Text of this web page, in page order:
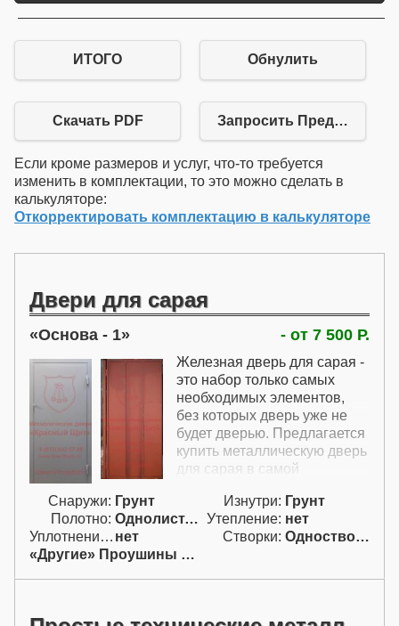
ИТОГО Обнулить
Скачать PDF Запросить
Если кроме размеров и услуг, что-то требуется
изменить в комплектации, то это можно сделать в
калькуляторе:
Откорректировать комплектацию в калькуляторе
Двери для сарая
Основа - 1 - от 7 500 Р.
Железная дверь для сарая -
это набор только самых
необходимых элементов,
без которых дверь уже не
будет дверью. Предлагается
купить металлическую дверь
для сарая в самой
без каких-либо
дополнительных элементов.
В цену этой двери для сарая
включены только проушины
для навесного замка.
Снаружи: Грунт Изнутри: Грунт
Полотно:
Однолист. проф. Утепление: нет
Уплотнение: нет Створки:
Одностворчатая (А)
«Другие» Проушины для навесн.